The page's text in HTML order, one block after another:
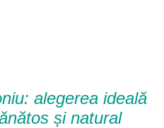
alegerea ideală
și natural